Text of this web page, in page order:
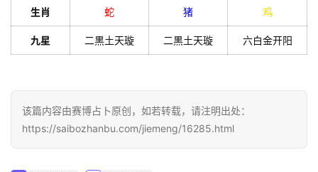
生肖 蛇 猪 鸡
九星 二黒土天璇 二黒土天璇 六白金开阳
该篇内容由赛博占卜原创，如若转载，请注明出处：
https://saibozhanbu.com/jiemeng/16285.html